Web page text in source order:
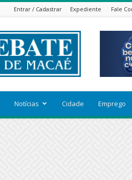
Entrar / Cadastrar Expediente Fale
Notícias Cidade Emprego